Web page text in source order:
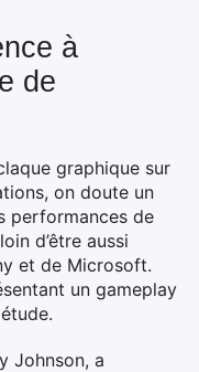
à
de
graphique sur
on doute un
performances de
d’être aussi
et de Microsoft.
un gameplay
Johnson, a